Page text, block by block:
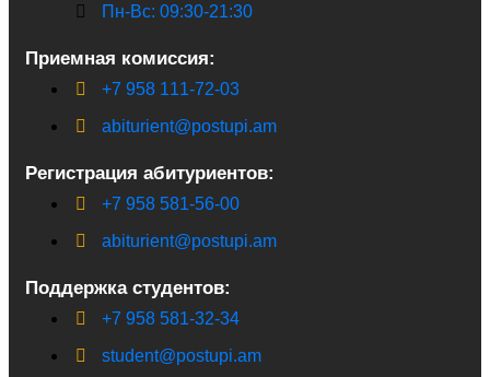
Пн-Вс: 09:30-21:30
Приемная комиссия:
+7 958 111-72-03
abiturient@postupi.am
Регистрация абитуриентов:
+7 958 581-56-00
abiturient@postupi.am
Поддержка студентов:
+7 958 581-32-34
student@postupi.am